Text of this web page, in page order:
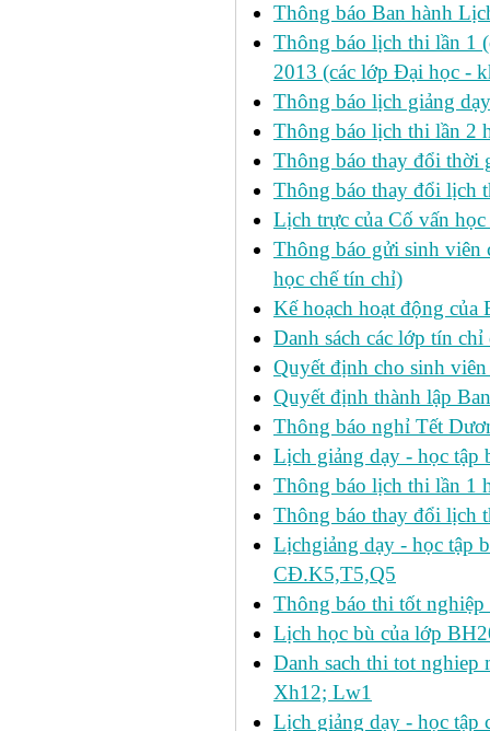
Thông báo Ban hành
Thông báo lịch thi lần 1
2013 (các lớp Đại học -
Thông báo lịch giảng
Thông báo lịch thi lần 2
Thông báo thay đổi thời
Thông báo thay đổi lịch
Lịch trực của Cố vấn học
Thông báo gửi sinh viên
học chế tín chỉ)
Kế hoạch hoạt động
Danh sách các lớp tín
Quyết định cho sinh
Quyết định thành lập
Thông báo nghỉ Tết
Lịch giảng dạy - học tập
Thông báo lịch thi lần 1
Thông báo thay đổi lịch
Lịchgiảng dạy - học tập
CĐ.K5,T5,Q5
Thông báo thi tốt nghiệp
Lịch học bù của lớp
Danh sach thi tot
Xh12; Lw1
Lịch giảng dạy - học tập